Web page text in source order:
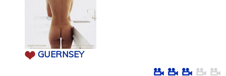
GUERNSEY